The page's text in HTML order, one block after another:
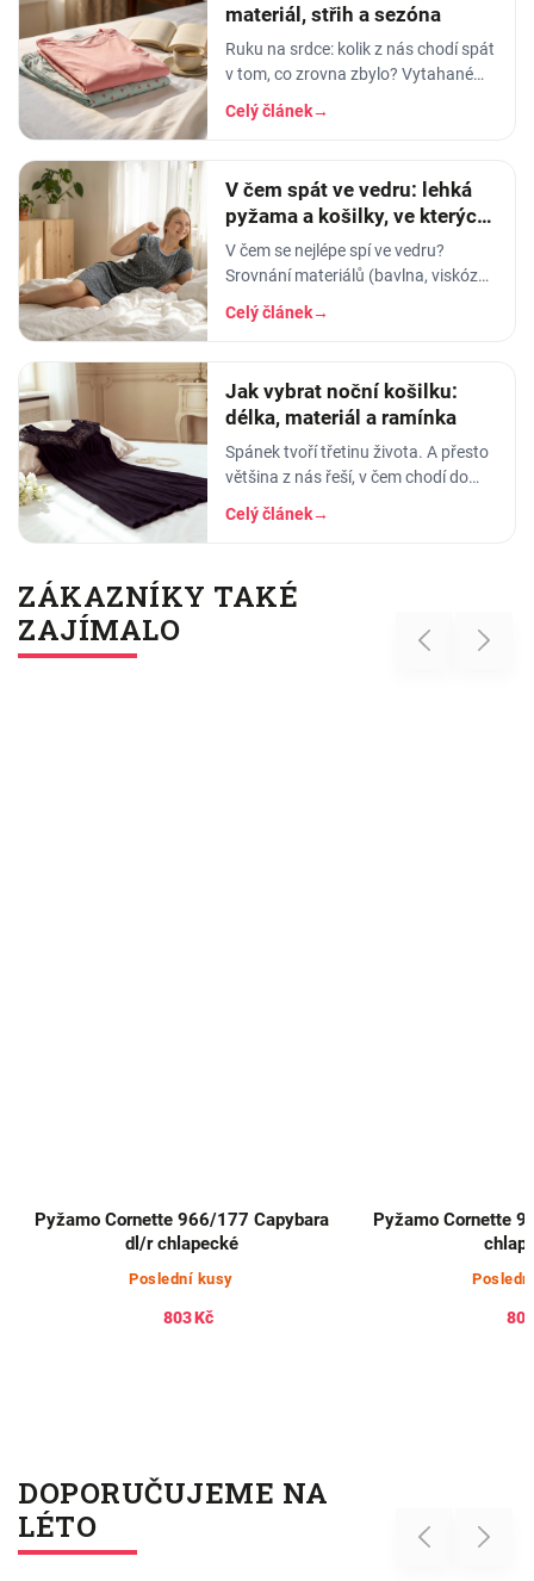
materiál, střih a sezóna
Ruku na srdce: kolik z nás chodí spát
v tom, co zrovna zbylo? Vytahané
tričko po manželovi, staré legíny,
jedna nohavice nahoře, druhá dole.
Celý článek→
V čem spát ve vedru: lehká
pyžama a košilky, ve kterých
se nezapaříte
V čem se nejlépe spí ve vedru?
Srovnání materiálů (bavlna, viskóza,
len, hedvábí) a tipy na lehká letní
pyžama a noční košilky, ve kterých
Celý článek→
Jak vybrat noční košilku:
délka, materiál a ramínka
Spánek tvoří třetinu života. A přesto
většina z nás řeší, v čem chodí do
práce, do divadla nebo na rande, ale
to, v čem stráví těch osm hodin…
Celý článek→
ZÁKAZNÍKY TAKÉ
ZAJÍMALO
Previous
Pyžamo Cornette 966/177 Capybara
dl/r chlapecké
Poslední kusy
803 Kč
Pyžamo Cornette
Next
DOPORUČUJEME NA
LÉTO
Previous Next